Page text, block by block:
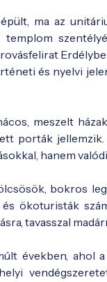
ma az
és nyelvi
meszelt
porták
hanem
bokros
ökoturisták
tavasszal
években, ahol a